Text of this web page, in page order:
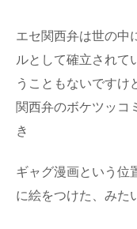
エセ関西弁は世の中
ルとして確立されて
うこともないですけ
関西弁のボケツッコ
き
ギャグ漫画という位
に絵をつけた、みた